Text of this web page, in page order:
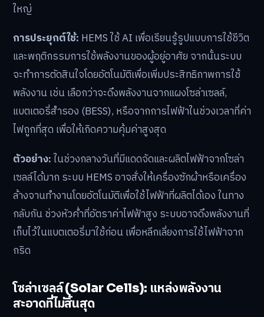
ใหญ่
การประยุกต์ใช้: HEMS ใช้ AI เพื่อเรียนรู้รูปแบบการใช้ชีวิต
และพฤติกรรมการใช้พลังงานของผู้อยู่อาศัย จากนั้นระบบ
จะทำการตัดสินใจโดยอัตโนมัติเพื่อเพิ่มประสิทธิภาพการใช้
พลังงาน เช่น เลือกว่าจะดึงพลังงานจากแผงโซล่าเซลล์,
แบตเตอรี่สำรอง (BESS), หรือจากการไฟฟ้าในช่วงเวลาที่ค่า
ไฟถูกที่สุด เพื่อให้เกิดความคุ้มค่าสูงสุด
ตัวอย่าง:ในช่วงกลางวันที่มีแดดจัดและผลิตไฟฟ้าจากโซล่า
เซลล์ได้มาก ระบบ HEMS อาจสั่งให้เครื่องซักผ้าหรือเครื่อง
ล้างจานทำงานโดยอัตโนมัติเพื่อใช้ไฟฟ้าที่ผลิตได้เอง ในทาง
กลับกัน ช่วงหัวค่ำที่อัตราค่าไฟฟ้าสูง ระบบอาจดึงพลังงานที่
เก็บไว้ในแบตเตอรี่มาใช้ก่อน เพื่อหลีกเลี่ยงการใช้ไฟฟ้าจาก
กริด
โซล่าเซลล์ (Solar Cells): แหล่งพลังงาน
สะอาดที่ไม่สิ้นสุด